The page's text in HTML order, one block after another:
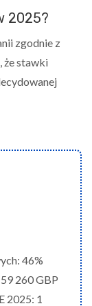
2025?
zgodnie z
że stawki
46%
260 GBP
2025: 1